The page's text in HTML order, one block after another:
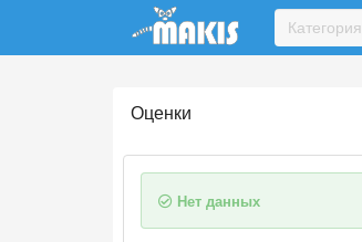
Update cookies preferences
Категория
Оценки
Нет данных